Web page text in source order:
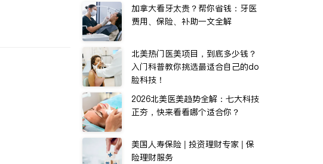
加拿大看牙太贵？帮你省钱：牙医
费用、保险、补助一文全解
北美热门医美项目，到底多少钱？
入门科普教你挑选最适合自己的do
脸科技！
2026北美医美趋势全解：七大科技
正夯，快来看看哪个适合你？
美国人寿保险 | 投资理财专家 | 保
险理财服务